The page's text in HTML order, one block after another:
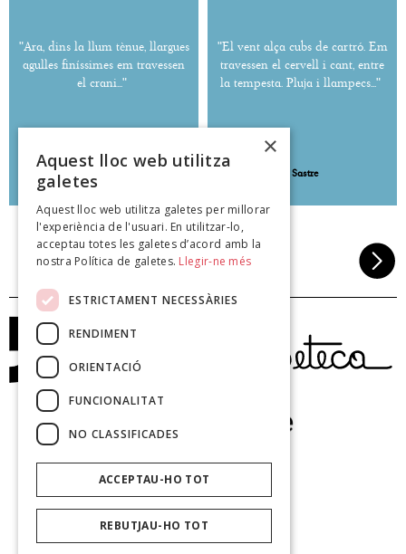
"Ara, dins la llum tènue, llargues
agulles finíssimes em travessen
el crani..."
Andreu Vidal Sastre
poeteca.cat
"El vent alça cubs de cartró. Em
travessen el cervell i cant, entre
la tempesta. Pluja i llampecs..."
Andreu Vidal Sastre
×
Aquest lloc web utilitza
galetes
Aquest lloc web utilitza galetes per millorar
l'experiència de l'usuari. En utilitzar-lo,
acceptau totes les galetes d’acord amb la
nostra Política de galetes. Llegir-ne més
ESTRICTAMENT NECESSÀRIES
RENDIMENT
ORIENTACIÓ
FUNCIONALITAT
NO CLASSIFICADES
ACCEPTAU-HO TOT
REBUTJAU-HO TOT